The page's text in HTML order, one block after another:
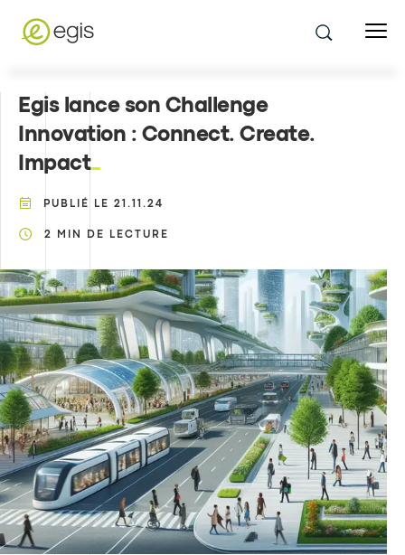
Egis lance son Challenge
Innovation : Connect. Create.
Impact
PUBLIÉ LE 21.11.24
2 MIN DE LECTURE